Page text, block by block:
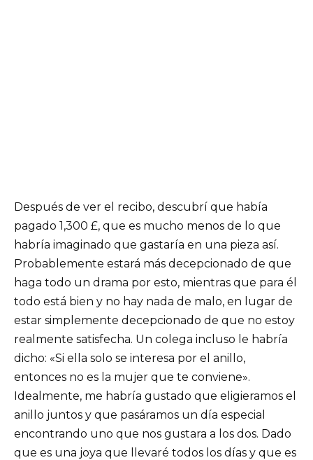
Después de ver el recibo, descubrí que había
pagado 1,300 £, que es mucho menos de lo que
habría imaginado que gastaría en una pieza así.
Probablemente estará más decepcionado de que
haga todo un drama por esto, mientras que para él
todo está bien y no hay nada de malo, en lugar de
estar simplemente decepcionado de que no estoy
realmente satisfecha. Un colega incluso le habría
dicho: «Si ella solo se interesa por el anillo,
entonces no es la mujer que te conviene».
Idealmente, me habría gustado que eligieramos el
anillo juntos y que pasáramos un día especial
encontrando uno que nos gustara a los dos. Dado
que es una joya que llevaré todos los días y que es